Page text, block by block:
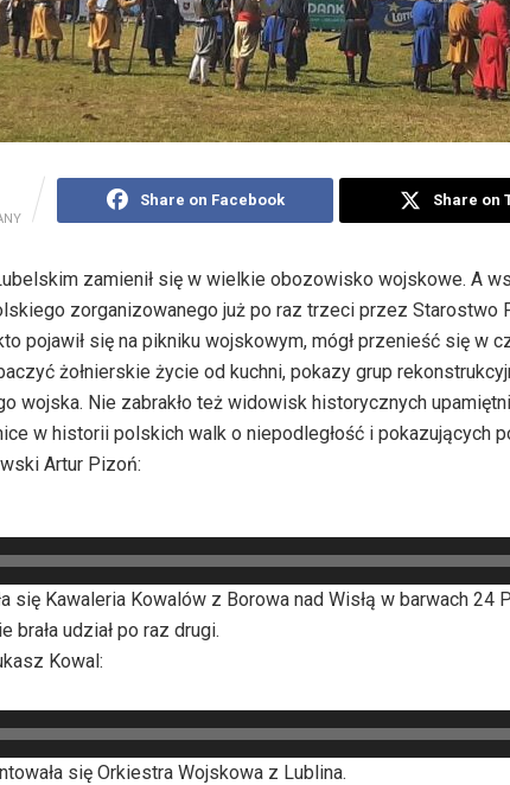
Share on Facebook Share on
zamienił się w wielkie obozowisko wojskowe. A
zorganizowanego już po raz trzeci przez Starostwo
pojawił się na pikniku wojskowym, mógł przenieść się w
żołnierskie życie od kuchni, pokazy grup
wojska. Nie zabrakło też widowisk historycznych
w historii polskich walk o niepodległość i pokazujących
Artur Pizoń:
się Kawaleria Kowalów z Borowa nad Wisłą w barwach 24
brała udział po raz drugi.
Kowal:
się Orkiestra Wojskowa z Lublina.